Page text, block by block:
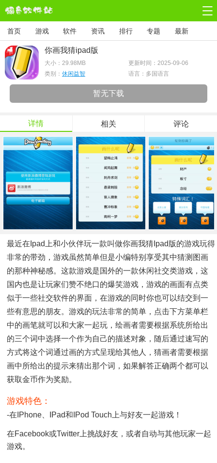
首页 游戏 软件 资讯 排行 专题 最新
你画我猜ipad版
大小： 29.98MB
更新时间：2025-09-06
类别： 休闲益智 语言：多国语言
暂无下载
详情 相关 评论
最近在ipad上和小伙伴玩一款叫做你画我猜ipad版的游戏玩得
非常的带劲，游戏虽然简单但是小编特别享受其中猜测图画
的那种神秘感。这款游戏是国外的一款休闲社交类游戏，这
国内也是让玩家们赞不绝口的爆笑游戏，游戏的画面有点类
似于一些社交软件的界面，在游戏的同时你也可以结交到一
些有意思的朋友。游戏的玩法非常的简单，点击下方菜单栏
中的画笔就可以和大家一起玩，绘画者需要根据系统所给出
的三个词中选择一个作为自己的描述对象，随后通过速写的
方式将这个词通过画的方式呈现给其他人，猜画者需要根据
画中所给出的提示来猜出那个词，如果解答正确两个都可以
获取金币作为奖励。
游戏特色：
-在iPhone、iPad和iPod Touch上与好友一起游戏！
在Facebook或Twitter上挑战好友，或者自动与其他玩家一起
游戏。